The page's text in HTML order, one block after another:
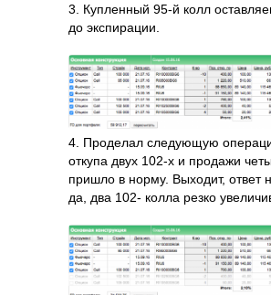
3. Купленный 95-й колл
до экспирации.
4. Проделал следующую
откупа двух 102-х и продажи
пришло в норму. Выходит, ответ
да, два 102- колла резко